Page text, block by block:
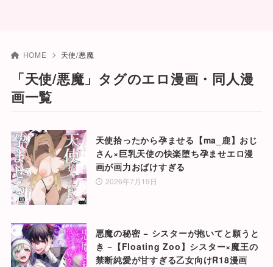
HOME 天使/悪魔
「天使/悪魔」タグのエロ漫画・同人漫
画一覧
天使拾ったから孕ませる【ma_鹿】おじ
さん×巨乳天使の快楽堕ち孕ませエロ漫
画が画力おばけすぎる
2026年7月19日
悪魔の秘密 − シスターが抱いてと願うと
き −【Floating Zoo】シスター×魔王の
禁断純愛が甘すぎる乙女向けR18漫画